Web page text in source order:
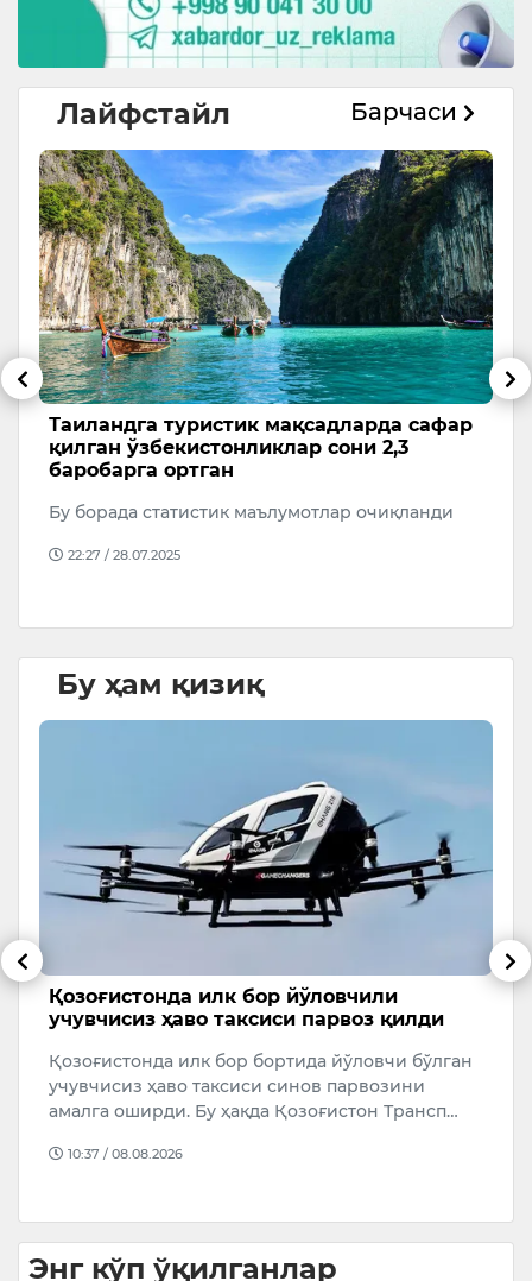
Лайфстайл Барчаси
Таиландга туристик мақсадларда сафар
қилган ўзбекистонликлар сони 2,3
баробарга ортган
Бу борада статистик маълумотлар очиқланди
22:27 / 28.07.2025
Бу ҳам қизиқ
Қозоғистонда илк бор йўловчили
учувчисиз ҳаво таксиси парвоз қилди
Қозоғистонда илк бор бортида йўловчи бўлган
учувчисиз ҳаво таксиси синов парвозини
амалга оширди. Бу ҳақда Қозоғистон Трансп…
10:37 / 08.08.2026
Энг кўп ўқилганлар